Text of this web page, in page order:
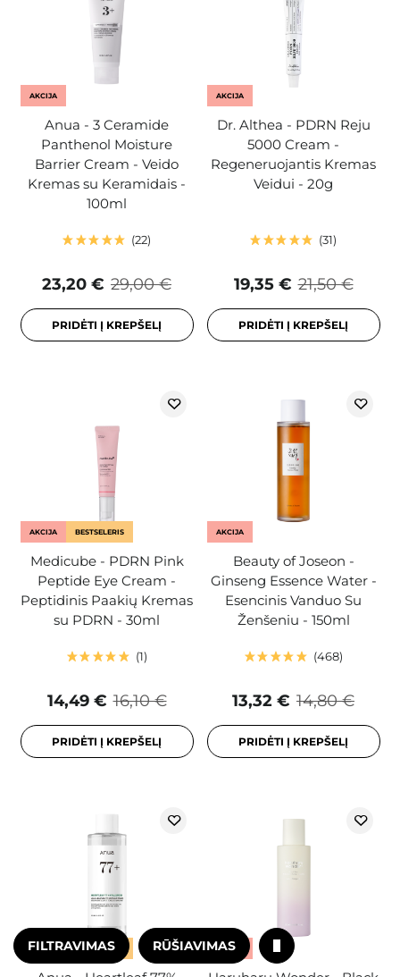
AKCIJA
Anua - 3 Ceramide
Panthenol Moisture
Barrier Cream - Veido
Kremas su Keramidais -
100ml
22
29,00 €
23,20 €
PRIDĖTI Į KREPŠELĮ
AKCIJA
Dr. Althea - PDRN Reju
5000 Cream -
Regeneruojantis Kremas
Veidui - 20g
31
21,50 €
19,35 €
PRIDĖTI Į KREPŠELĮ
AKCIJA BESTSELERIS
Medicube - PDRN Pink
Peptide Eye Cream -
Peptidinis Paakių Kremas
su PDRN - 30ml
1
16,10 €
14,49 €
PRIDĖTI Į KREPŠELĮ
AKCIJA
Beauty of Joseon -
Ginseng Essence Water -
Esencinis Vanduo Su
Ženšeniu - 150ml
468
14,80 €
13,32 €
PRIDĖTI Į KREPŠELĮ
AKCIJA BESTSELERIS AKCIJA
FILTRAVIMAS RŪŠIAVIMAS